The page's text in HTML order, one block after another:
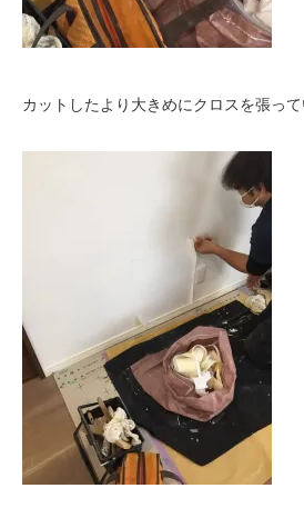
カットしたより大きめにクロスを張って